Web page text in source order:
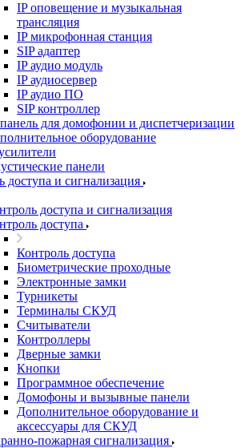
IP оповещение и музыкальная
трансляция
IP микрофонная станция
SIP адаптер
IP аудио модуль
IP аудиосервер
IP аудио ПО
SIP контроллер
для домофонии и диспетчеризации
оборудование
панели
доступа и сигнализация
доступа и сигнализация
доступа
Контроль доступа
Биометрические проходные
Электронные замки
Турникеты
Терминалы СКУД
Считыватели
Контроллеры
Дверные замки
Кнопки
Программное обеспечение
Домофоны и вызывные панели
Дополнительное оборудование и
аксессуары для СКУД
пожарная сигнализация